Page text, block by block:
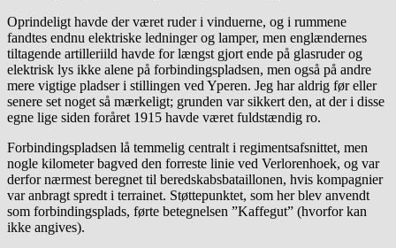
Oprindeligt havde der været ruder i vinduerne, og i rummene
fandtes endnu elektriske ledninger og lamper, men englændernes
tiltagende artilleriild havde for længst gjort ende på glasruder og
elektrisk lys ikke alene på forbindingspladsen, men også på andre
mere vigtige pladser i stillingen ved Yperen. Jeg har aldrig før eller
senere set noget så mærkeligt; grunden var sikkert den, at der i disse
egne lige siden foråret 1915 havde været fuldstændig ro.
Forbindingspladsen lå temmelig centralt i regimentsafsnittet, men
nogle kilometer bagved den forreste linie ved Verlorenhoek, og var
derfor nærmest beregnet til beredskabsbataillonen, hvis kompagnier
var anbragt spredt i terrainet. Støttepunktet, som her blev anvendt
som forbindingsplads, førte betegnelsen ”Kaffegut” (hvorfor kan
ikke angives).